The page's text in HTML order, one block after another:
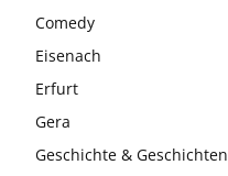
Comedy
Eisenach
Erfurt
Gera
Geschichte & Geschichten